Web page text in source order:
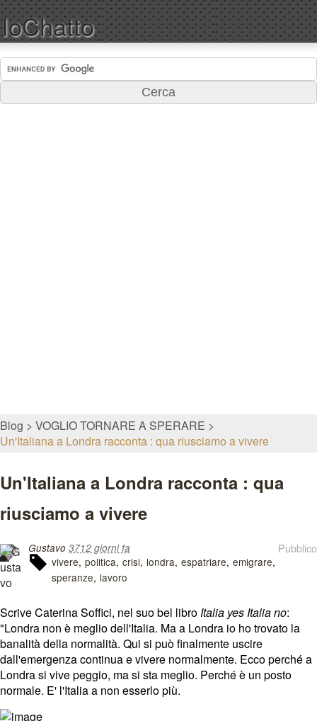
IoChatto
Blog
VOGLIO TORNARE A SPERARE
Un'Italiana a Londra racconta : qua riusciamo a vivere
Un'Italiana a Londra racconta : qua
riusciamo a vivere
Pubblico
Gustavo 3712 giorni fa
vivere politica crisi londra espatriare emigrare
speranze lavoro
Scrive Caterina Soffici, nel suo bel libroItalia yes Italia no:
"Londra non è meglio dell'Italia. Ma a Londra io ho trovato la
banalità della normalità. Qui si può finalmente uscire
dall'emergenza continua e vivere normalmente. Ecco perché a
Londra si vive peggio, ma si sta meglio. Perché è un posto
normale. E' l'Italia a non esserlo più.